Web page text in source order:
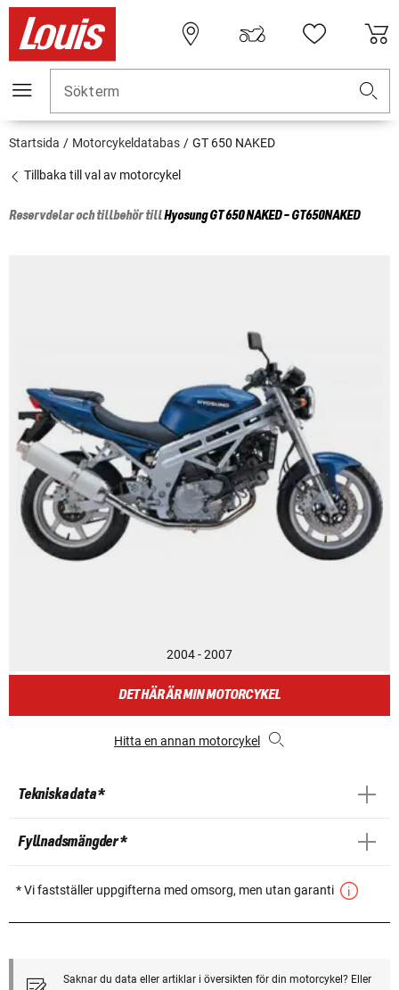
Sökterm
Startsida Motorcykeldatabas GT 650 NAKED
Tillbaka till val av motorcykel
Reservdelar och tillbehör tillHyosungGT 650 NAKED - GT650NAKED
2004 - 2007
DET HÄR ÄR MIN MOTORCYKEL
Hitta en annan motorcykel
Tekniska data *
Fyllnadsmängder *
* Vi fastställer uppgifterna med omsorg, men utan garanti
Saknar du data eller artiklar i översikten för din motorcykel? Eller